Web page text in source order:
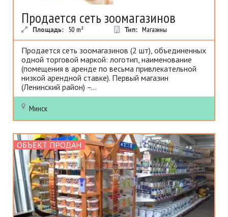
Продается сеть зоомагазинов
Площадь: 50 m² Тип: Магазины
Продается сеть зоомагазинов (2 шт), объединенных
одной торговой маркой: логотип, наименование
(помещения в аренде по весьма привлекательной
низкой арендной ставке). Первый магазин
(Ленинский район) –...
Минск
ОБЪЕКТ ПРОДАН